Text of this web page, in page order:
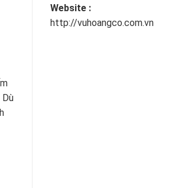
Website :
http://vuhoangco.com.vn